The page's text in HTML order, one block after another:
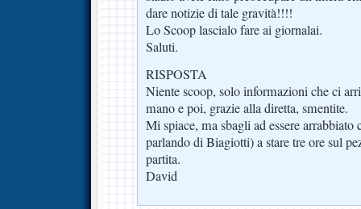
dare notizie di tale gravità!!!!
Lo Scoop lascialo fare ai giornalai.
Saluti.
RISPOSTA
Niente scoop, solo informazioni che ci
mano e poi, grazie alla diretta, smentite.
Mi spiace, ma sbagli ad essere arrabbiato
parlando di Biagiotti) a stare tre ore sul
partita.
David